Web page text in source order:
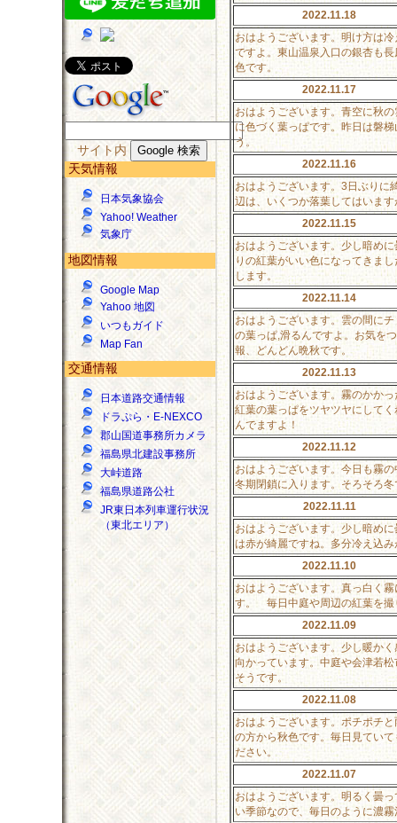
サイト内
天気情報
日本気象協会
Yahoo! Weather
気象庁
地図情報
Google Map
Yahoo 地図
いつもガイド
Map Fan
交通情報
日本道路交通情報
ドラぷら・E-NEXCO
郡山国道事務所カメラ
福島県北建設事務所
大峠道路
福島県道路公社
JR東日本列車運行状況
（東北エリア）
2022.11.18
おはようございます。明け方は
ですよ。東山温泉入口の銀杏も
色です。
2022.11.17
おはようございます。青空に秋
に色づく葉っぱです。昨日は磐
う。
2022.11.16
おはようございます。3日ぶりに
辺は、いくつか落葉してはいま
2022.11.15
おはようございます。少し暗め
りの紅葉がいい色になってきま
します。
2022.11.14
おはようございます。雲の間に
の葉っぱ,滑るんですよ。お気を
報、どんどん晩秋です。
2022.11.13
おはようございます。霧のかか
紅葉の葉っぱをツヤツヤにして
んでますよ！
2022.11.12
おはようございます。今日も霧
冬期閉鎖に入ります。そろそろ
2022.11.11
おはようございます。少し暗め
は赤が綺麗ですね。多分冷え込
2022.11.10
おはようございます。真っ白く
す。 毎日中庭や周辺の紅葉を撮
2022.11.09
おはようございます。少し暖か
向かっています。中庭や会津若
そうです。
2022.11.08
おはようございます。ポチポチ
の方から秋色です。毎日見てい
ださい。
2022.11.07
おはようございます。明るく曇
い季節なので、毎日のように濃